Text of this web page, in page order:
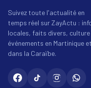
Suivez toute l'actualité en
temps réel sur ZayActu :
locales, faits divers,
événements en Martinique et
dans la Caraïbe.